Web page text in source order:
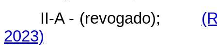
II-A - (revogado);
2023)